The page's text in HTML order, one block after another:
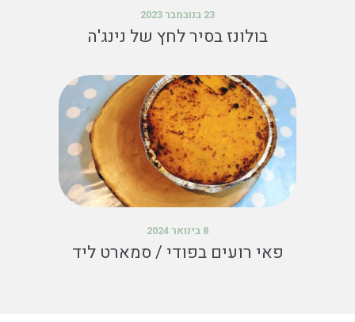
23 בנובמבר 2023
בולונז בסיר לחץ של נינג'ה
8 בינואר 2024
פאי רועים בפודי / סמארט ליד